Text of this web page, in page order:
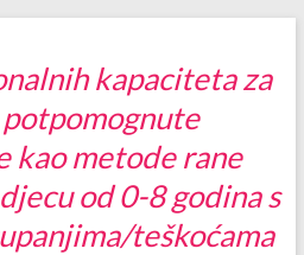
kapaciteta za
kao metode rane
od 0-8 godina s
teškoćama